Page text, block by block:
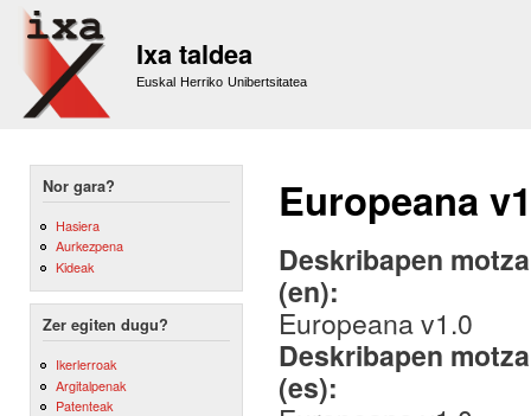
Ixa taldea
Euskal Herriko Unibertsitatea
Nor gara?
Hasiera
Aurkezpena
Kideak
Zer egiten dugu?
Ikerlerroak
Argitalpenak
Patenteak
Europeana
Deskribapen
(en):
Europeana v1.0
Deskribapen
(es):